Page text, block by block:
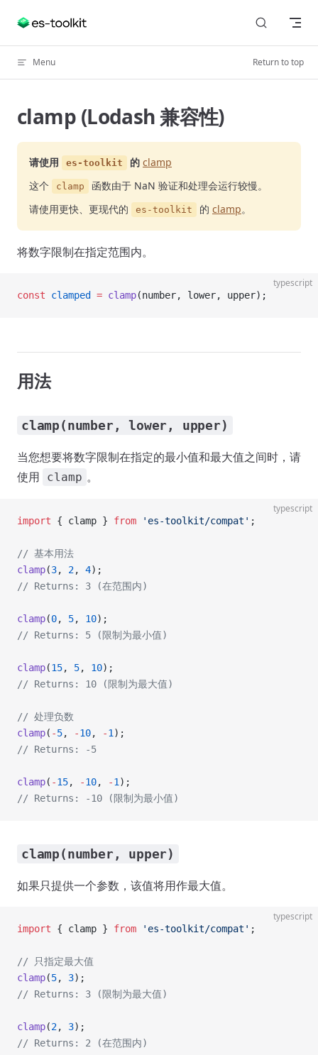
Skip to content
Menu Return to top
clamp (Lodash 兼容性)
请使用 es-toolkit 的 clamp
这个
clamp
函数由于 NaN 验证和处理会运行较慢。
请使用更快、更现代的
es-toolkit 的 clamp。
将数字限制在指定范围内。
typescript
const clamped = clamp(number, lower, upper);
用法
clamp(number, lower, upper)
当您想要将数字限制在指定的最小值和最大值之间时，请
使用
clamp 。
typescript
import { clamp } from 'es-toolkit/compat' ;
// 基本用法
clamp(3, 2, 4);
// Returns: 3 (在范围内)
clamp(0, 5, 10);
// Returns: 5 (限制为最小值)
clamp(15, 5, 10);
// Returns: 10 (限制为最大值)
// 处理负数
clamp( -5, -10, -1 );
// Returns: -5
clamp( -15, -10, -1 );
// Returns: -10 (限制为最小值)
clamp(number, upper)
如果只提供一个参数，该值将用作最大值。
typescript
import { clamp } from 'es-toolkit/compat' ;
// 只指定最大值
clamp(5, 3);
// Returns: 3 (限制为最大值)
clamp(2, 3);
// Returns: 2 (在范围内)